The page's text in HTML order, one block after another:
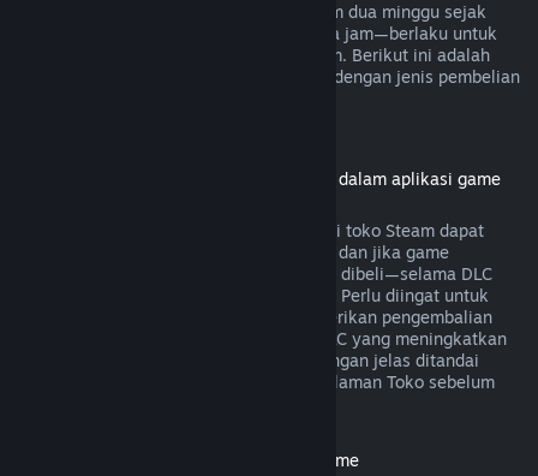
Pengembalian dana bisa diterapkan dalam dua minggu sejak
pembelian dan dimainkan kurang dari dua jam—berlaku untuk
aplikasi game dan software di Toko Steam. Berikut ini adalah
ringkasan cara kerja pengembalian dana dengan jenis pembelian
(konten Toko Steam yang bisa digunakan dalam aplikasi game
Pengembalian dana dari pembelian DLC di toko Steam dapat
dilakukan dalam 14 hari sejak pembelian dan jika game
dimainkan kurang dari dua jam sejak DLC dibeli—selama DLC
belum digunakan, diubah, atau ditransfer. Perlu diingat untuk
beberapa kasus, Steam tidak bisa memberikan pengembalian
dana untuk DLC dari pihak ketiga (cth. DLC yang meningkatkan
level karakter). Pengecualian ini akan dengan jelas ditandai
sebagai "tidak dapat dikembalikan" di halaman Toko sebelum
Pengembalian Dana Pembelian Dalam Game